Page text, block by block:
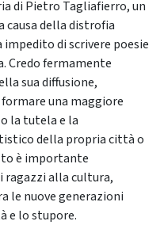
di Pietro Tagliafierro, un
causa della distrofia
di scrivere poesie
Credo fermamente
sua diffusione,
una maggiore
la tutela e la
della propria città o
è importante
ragazzi alla cultura,
le nuove generazioni
e lo stupore.